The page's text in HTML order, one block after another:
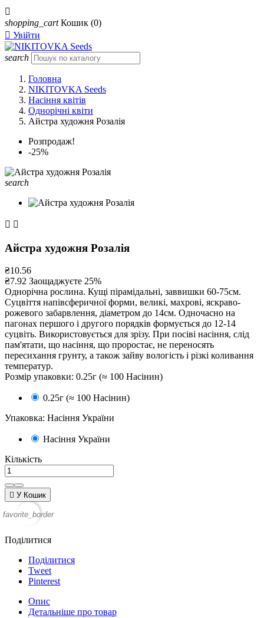

shopping_cart Кошик (0)
 Увійти
search
Головна
NIKITOVKA Seeds
Насіння квітів
Однорічні квіти
Айстра художня Розалія
Розпродаж!
-25%
search
 
Айстра художня Розалія
₴10.56
₴7.92 Заощаджуєте 25%
Однорічна рослина. Кущі пірамідальні, заввишки 60-75см.
Суцвіття напівсферичної форми, великі, махрові, яскраво-
рожевого забарвлення, діаметром до 14см. Одночасно на
пагонах першого і другого порядків формується до 12-14
суцвіть. Використовується для зрізу. При посіві насіння, слід
пам'ятати, що насіння, що проростає, не переносять
пересихання грунту, а також зайву вологість і різкі коливання
температур.
Розмір упаковки: 0.25г (≈ 100 Насінин)
0.25г (≈ 100 Насінин)
Упаковка: Насіння України
Насіння України
Кількість
 У Кошик
favorite_border
Поділитися
Поділитися
Tweet
Pinterest
Опис
Детальніше про товар